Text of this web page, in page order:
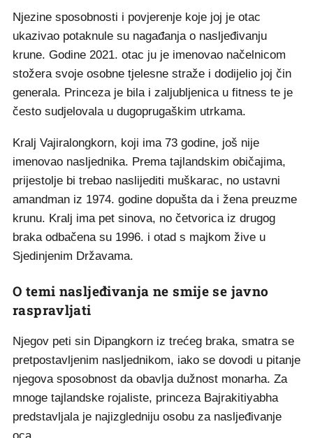
Njezine sposobnosti i povjerenje koje joj je otac
ukazivao potaknule su nagađanja o nasljeđivanju
krune. Godine 2021. otac ju je imenovao načelnicom
stožera svoje osobne tjelesne straže i dodijelio joj čin
generala. Princeza je bila i zaljubljenica u fitness te je
često sudjelovala u dugoprugaškim utrkama.
Kralj Vajiralongkorn, koji ima 73 godine, još nije
imenovao nasljednika. Prema tajlandskim običajima,
prijestolje bi trebao naslijediti muškarac, no ustavni
amandman iz 1974. godine dopušta da i žena preuzme
krunu. Kralj ima pet sinova, no četvorica iz drugog
braka odbačena su 1996. i otad s majkom žive u
Sjedinjenim Državama.
O temi nasljeđivanja ne smije se javno
raspravljati
Njegov peti sin Dipangkorn iz trećeg braka, smatra se
pretpostavljenim nasljednikom, iako se dovodi u pitanje
njegova sposobnost da obavlja dužnost monarha. Za
mnoge tajlandske rojaliste, princeza Bajrakitiyabha
predstavljala je najizgledniju osobu za nasljeđivanje